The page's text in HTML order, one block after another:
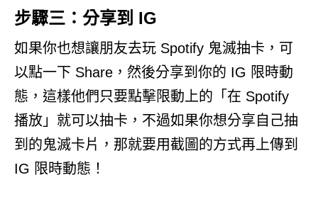
步驟三：分享到 IG
如果你也想讓朋友去玩 Spotify 鬼滅抽卡，可
以點一下 Share，然後分享到你的 IG 限時動
態，這樣他們只要點擊限動上的「在 Spotify
播放」就可以抽卡，不過如果你想分享自己抽
到的鬼滅卡片，那就要用截圖的方式再上傳到
IG 限時動態！